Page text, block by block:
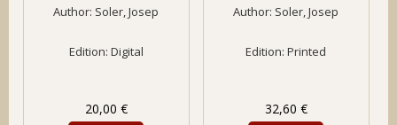
Author: Soler, Josep
Edition: Digital
20,00 €
Author: Soler, Josep
Edition: Printed
32,60 €